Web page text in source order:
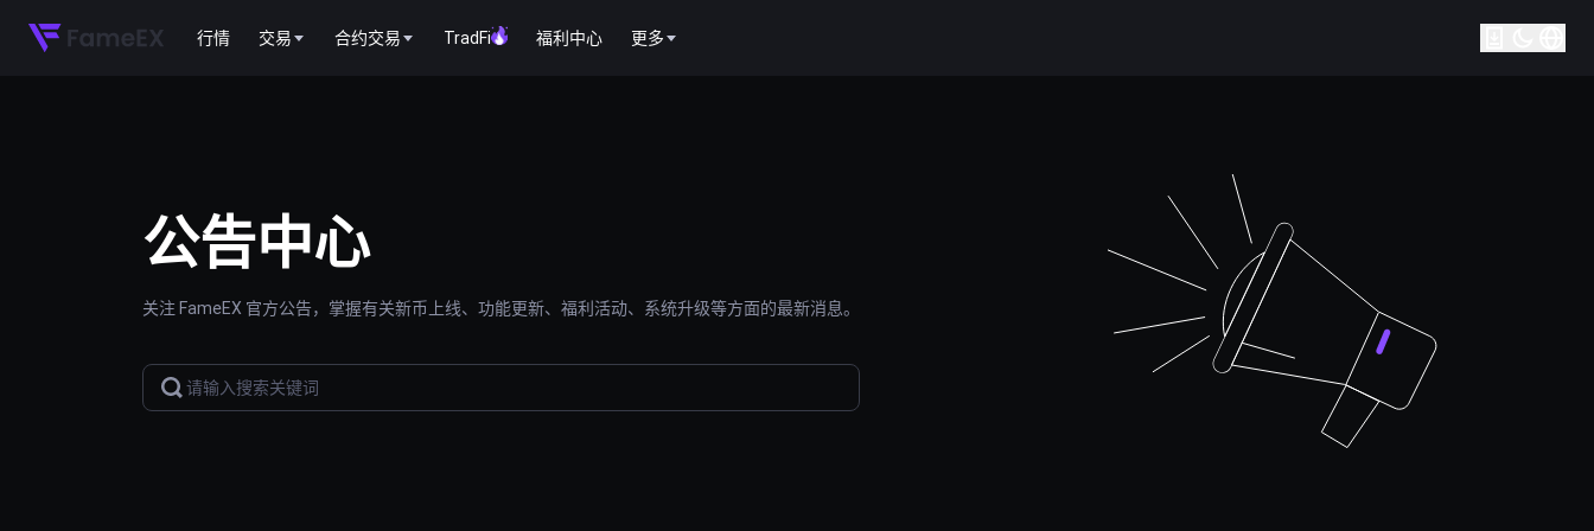
行情 交易 合约交易 TradFi 福利中心 更多
公告中心
关注 FameEX 官方公告，掌握有关新币上线、功能更新、福利活动、系统升级等方面的最新消息。